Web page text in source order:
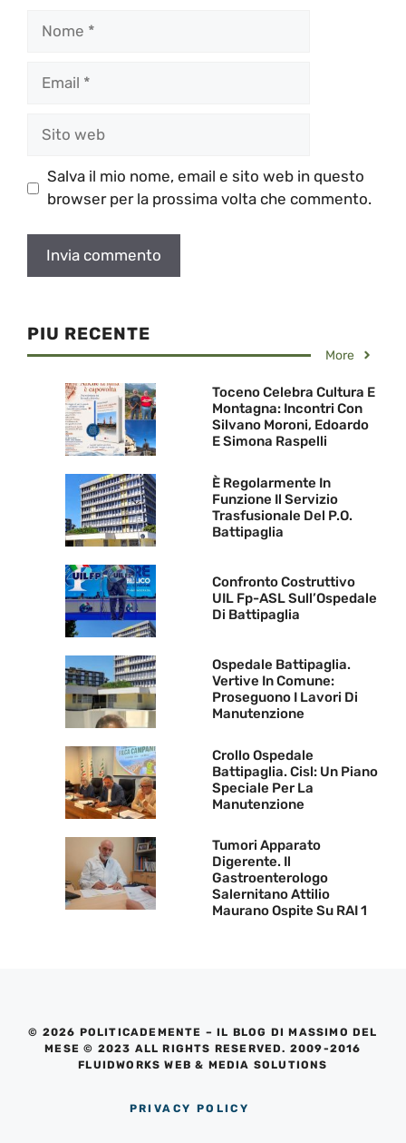
Salva il mio nome, email e sito web in questo
browser per la prossima volta che commento.
PIU RECENTE
More
Toceno Celebra Cultura E
Montagna: Incontri Con
Silvano Moroni, Edoardo
E Simona Raspelli
È Regolarmente In
Funzione Il Servizio
Trasfusionale Del P.O.
Battipaglia
Confronto Costruttivo
UIL Fp-ASL Sull’Ospedale
Di Battipaglia
Ospedale Battipaglia.
Vertive In Comune:
Proseguono I Lavori Di
Manutenzione
Crollo Ospedale
Battipaglia. Cisl: Un Piano
Speciale Per La
Manutenzione
Tumori Apparato
Digerente. Il
Gastroenterologo
Salernitano Attilio
Maurano Ospite Su RAI 1
© 2026 POLITICADEMENTE – IL BLOG DI MASSIMO DEL
MESE © 2023 ALL RIGHTS RESERVED. 2009-2016
FLUIDWORKS WEB & MEDIA SOLUTIONS
PRIVACY POLICY